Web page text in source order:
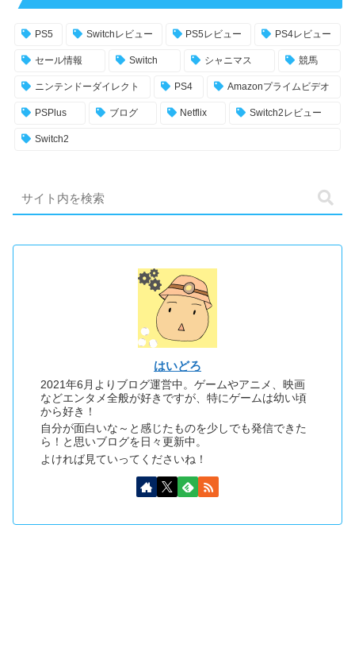
PS5 Switchレビュー PS5レビュー PS4レビュー
セール情報 Switch シャニマス 競馬
ニンテンドーダイレクト PS4 Amazonプライムビデオ
PSPlus ブログ Netflix Switch2レビュー
Switch2
はいどろ
2021年6月よりブログ運営中。ゲームやアニメ、映画
などエンタメ全般が好きですが、特にゲームは幼い頃
から好き！
自分が面白いな～と感じたものを少しでも発信できた
ら！と思いブログを日々更新中。
よければ見ていってくださいね！